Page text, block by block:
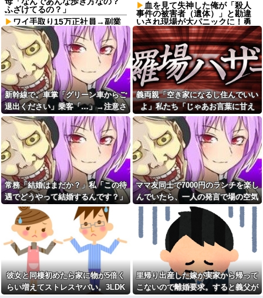
ふざけてるの？」
ワイ手取り15万正社員→副業
でウーバーやってるんやが金が
ない
有吉「『俺テレビ見ない』っ
て言う奴おかしいだろ。団子屋
で『団子食べない』って言う
か？」
【衝撃画像】中学生「先生！
水泳で水着になるのイヤで
す！」先生「分かった」→結果
まさかの『こう』なってしまうw
w w w w w w
【速報】ワイ、嫁とのセッ■ス
が終了したけど質問ある？
【緊急】お笑いジャングルポ
ケット斉藤慎二被告に懲役7年の
求刑←これ…
夫を亡くした1週間後、義父か
ら資産一覧を送るよう求められ
た。数日後には葬儀費用の負担
と死亡保険金を含む資産の3分の
1を請求されて…
私が事故にあったとき、枕元
でトメと私の保険金の使い道に
ついて談笑してて愛情が冷め
た。トメと無職の僕ちゃんで生
きてけよ
久々にすごい割り込みおっさ
んを見たわ
男「俺なら絶対やり返す！」
血を見て失神した俺が「殺人
事件の被害者（遺体）」と勘違
いされ現場が大パニックに！勇
敢なおばちゃんとオジサン達の
団結力と勘違い劇がこちらｗｗ
先に帰宅して先に夕飯を食べ
る旦那。私が帰宅して食器を洗
うんだけど何度言っても旦那が
自分の食べた食器を水につけて
おいてくれない。「あっ忘れて
た」って言いながら何回も繰り
返す
妻の浮氣が発覚。俺「離婚
だ」妻の謝罪と子供の願いに根
負けして再構築し、２週間後に
また浮気。俺「今度こそ離婚
だ」妻「離婚するなら飛び降り
る！」俺「ご自由に＾＾」→結
果
同性から見て魅力のない女性
【たけしの挑戦状】アプリ版
で配信開始 伝説のクソゲーだ
よ。
女「赤ちゃん抱っこしてみま
すか～？w」ワイ（やめろおおお
おおおおおおおおおおお）
【画像】このボケて、破壊力
ありすぎてクッソワロタｗｗｗ
ｗｗｗｗｗｗ
コトメの結婚式で、知らない
間にお祝いの歌を弾き語りする
事になってた
新幹線で。車掌「グリーン車からご
退出ください」乗客「…」→注意さ
れても動かない乗客を見ていたら、
その直後まさかの展開に…
義両親「空き家になるし住んでいい
よ」私たち「じゃあお言葉に甘え
て…」→引っ越した途端、予想外の
出来事が待っていて…
常務「結婚はまだか？」私「この待
遇でどうやって結婚するんです？」
→飲み会で本音を返したら場が静ま
り返って…
ママ友同士で7000円のランチを楽し
んでいたら、一人の発言で場の空気
が凍りついた。その理由とは…
彼女と同棲初めたら家に物が5倍く
らい増えてストレスヤバい。3LDK
里帰り出産した嫁が実家から帰って
こないので離婚要求。すると義父が